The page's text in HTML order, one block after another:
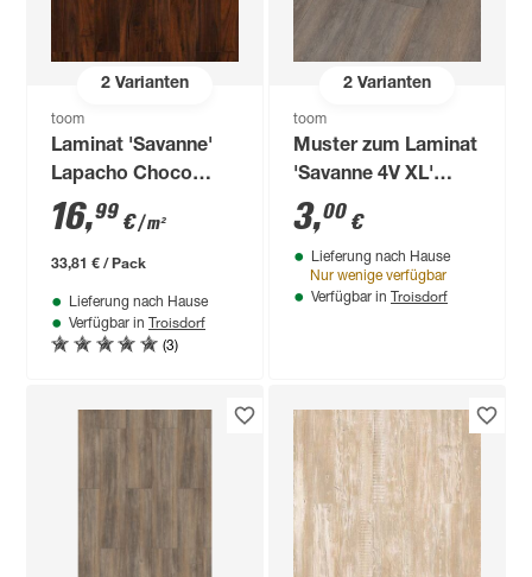
2Varianten
toom
Laminat 'Savanne'
Lapacho Choco
lapacho choco 8
mm
16,99 €/ m²
33,81 € / Pack
Lieferung nach Hause
Verfügbar in Troisdorf
(3)
2Varianten
toom
Muster zum Laminat
'Savanne 4V XL'
Eiche Canyon
dunkelbraun 8 mm
3,00 €
Lieferung nach Hause
Nur wenige verfügbar
Verfügbar in Troisdorf